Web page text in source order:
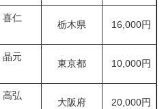
仁
栃木県 16,000円
元
東京都 10,000円
弘
大阪府 20,000円